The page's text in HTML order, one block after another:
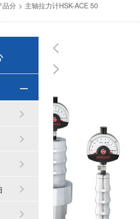
品分 > 主轴拉力计HSK-ACE 50